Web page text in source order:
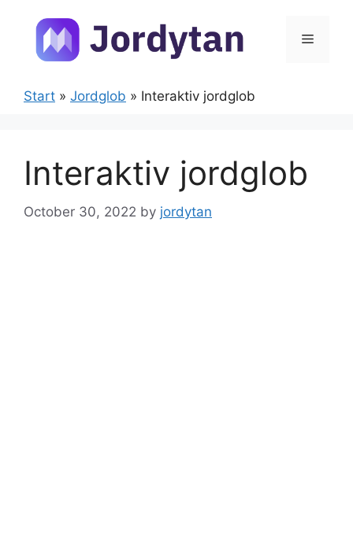
content
Menu
Start » Jordglob » Interaktiv jordglob
Interaktiv jordglob
October 30, 2022 by jordytan